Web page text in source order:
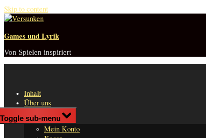
Skip to content
Games und Lyrik
Von Spielen inspiriert
Inhalt
Über uns
Shop
Toggle sub-menu
Mein Konto